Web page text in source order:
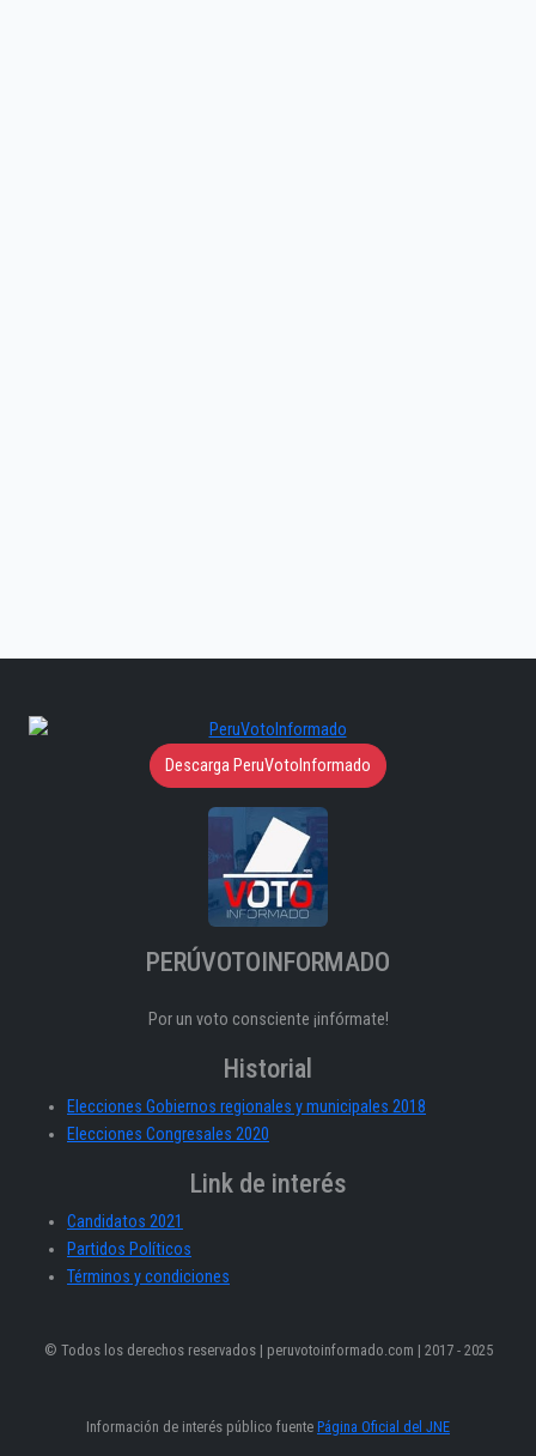
Descarga PeruVotoInformado
PERÚVOTOINFORMADO
Por un voto consciente ¡infórmate!
Historial
Elecciones Gobiernos regionales y municipales 2018
Elecciones Congresales 2020
Link de interés
Candidatos 2021
Partidos Políticos
Términos y condiciones
© Todos los derechos reservados | peruvotoinformado.com | 2017 - 2025
Información de interés público fuente Página Oficial del JNE